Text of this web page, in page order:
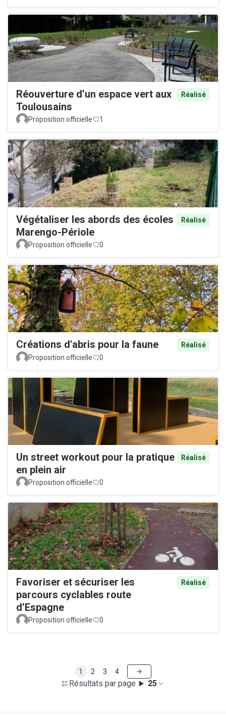
Réouverture d’un espace vert aux
Toulousains
Réalisé
Proposition officielle 1
Végétaliser les abords des écoles
Marengo-Périole
Réalisé
Proposition officielle 0
Créations d'abris pour la faune
Réalisé
Proposition officielle
0
Un street workout pour la pratique
en plein air
Réalisé
Proposition officielle 0
Favoriser et sécuriser les
parcours cyclables route
d’Espagne
Réalisé
Proposition officielle 0
Résultats par page : 25
1 2 3 4